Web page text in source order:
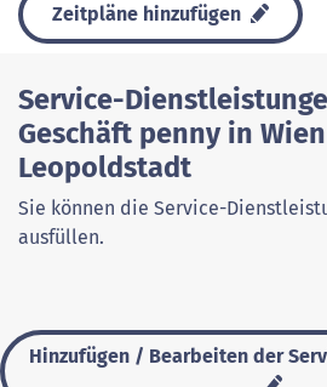
Zeitpläne hinzufügen
Service-
Geschäft penny in
Leopoldstadt
Sie können die Service-
ausfüllen.
Hinzufügen / Bearbeiten der